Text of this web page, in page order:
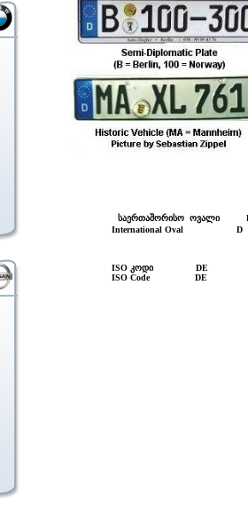
საერთაშორისო ოვალი
International Oval D
ISO კოდი DE
ISO Code DE